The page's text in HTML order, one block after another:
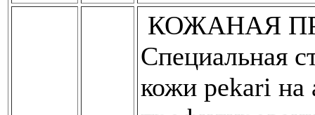
КОЖАНАЯ
Специальная
кожи pekari на